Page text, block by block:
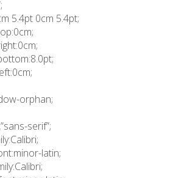
APEE
Notícias
5.4pt 0cm 5.4pt;
orphan;
serif”;
latin;